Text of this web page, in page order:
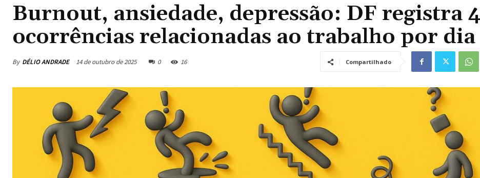
Burnout, ansiedade, depressão: DF registra
ocorrências relacionadas ao trabalho por dia
By DÉLIO ANDRADE 14 de outubro de 2025 0 16 Compartilhado